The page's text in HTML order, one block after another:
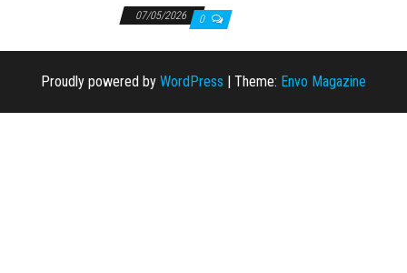
07/05/2026 0
Proudly powered by WordPress Theme: Envo Magazine